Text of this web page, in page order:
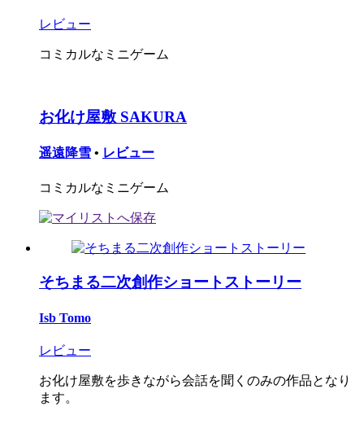
レビュー
コミカルなミニゲーム
お化け屋敷 SAKURA
遥遠降雪 • レビュー
コミカルなミニゲーム
そちまる二次創作ショートストーリー
Isb Tomo
レビュー
お化け屋敷を歩きながら会話を聞くのみの作品となり
ます。